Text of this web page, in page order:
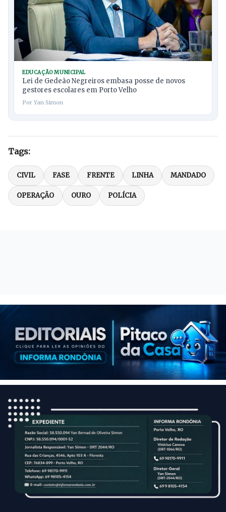
EDUCAÇÃO MUNICIPAL
Lei de Gedeão Negreiros embasa posse de novos
gestores escolares em Porto Velho
Por Yan Simon
Tags:
CIVIL FASE FRENTE LINHA MANDADO
OPERAÇÃO OURO POLÍCIA